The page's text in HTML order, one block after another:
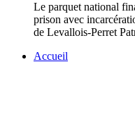
Le parquet national
prison avec
de Levallois-Perret
Accueil